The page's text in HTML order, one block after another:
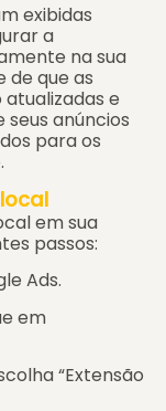
exibidas
a
na sua
de que as
e
seus anúncios
para os
em sua
passos:
Ads.
em
“Extensão